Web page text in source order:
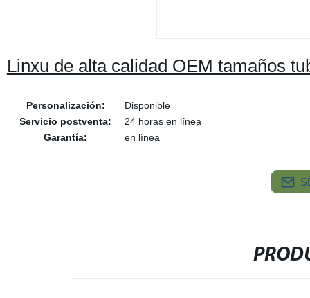
Linxu de alta calidad OEM tamaños
Personalización:
Disponible
Servicio postventa:
24 horas en línea
Garantía:
en línea